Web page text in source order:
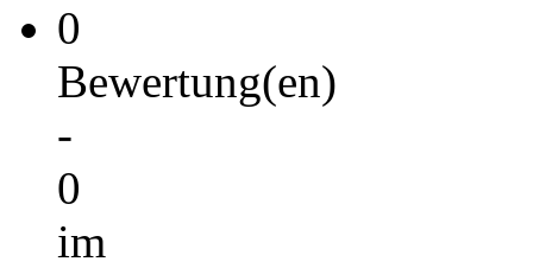
0
Bewertung(en)
-
0
im